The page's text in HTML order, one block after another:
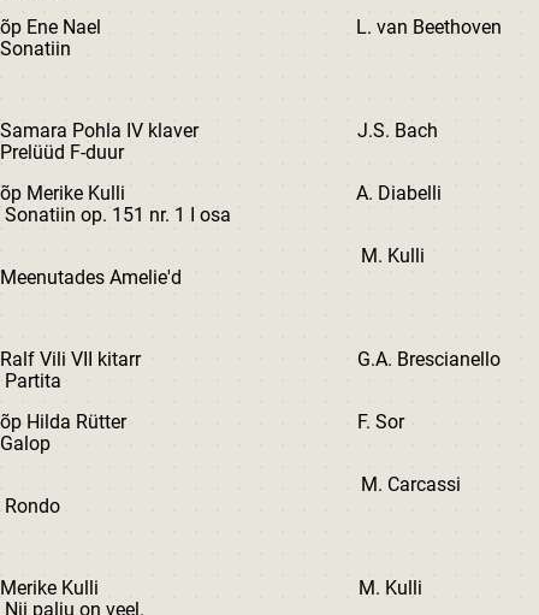
õp Ene Nael L. van Beethoven
Sonatiin
Samara Pohla IV klaver J.S. Bach
Prelüüd F-duur
õp Merike Kulli A. Diabelli
Sonatiin op. 151 nr. 1 I osa
M. Kulli
Meenutades Amelie'd
Ralf Vili VII kitarr G.A. Brescianello
Partita
õp Hilda Rütter F. Sor
Galop
M. Carcassi
Rondo
Merike Kulli M. Kulli
Nii palju on veel.